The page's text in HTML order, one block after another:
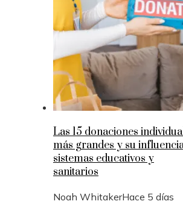
Las 15 donaciones
más grandes y su
sistemas educativos y
sanitarios
Noah WhitakerHace 5 días